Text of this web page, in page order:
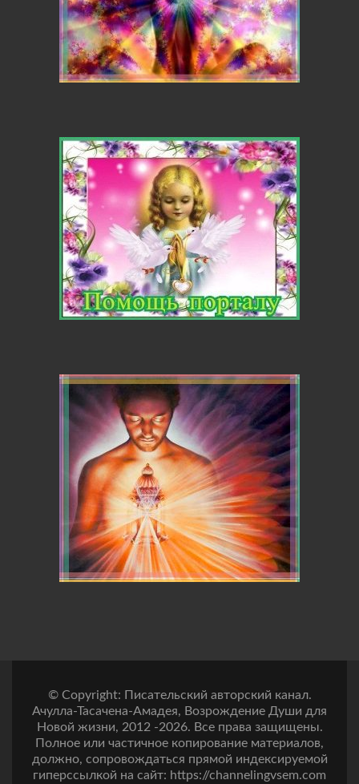
© Copyright: Писательский авторский канал.
Ачулла-Тасачена-Амадея, Возрождение Души для
Новой жизни, 2012 -2026. Все права защищены.
Полное или частичное копирование материалов,
должно, сопровождаться прямой индексируемой
гиперссылкой на сайт: https://channelingvsem.com